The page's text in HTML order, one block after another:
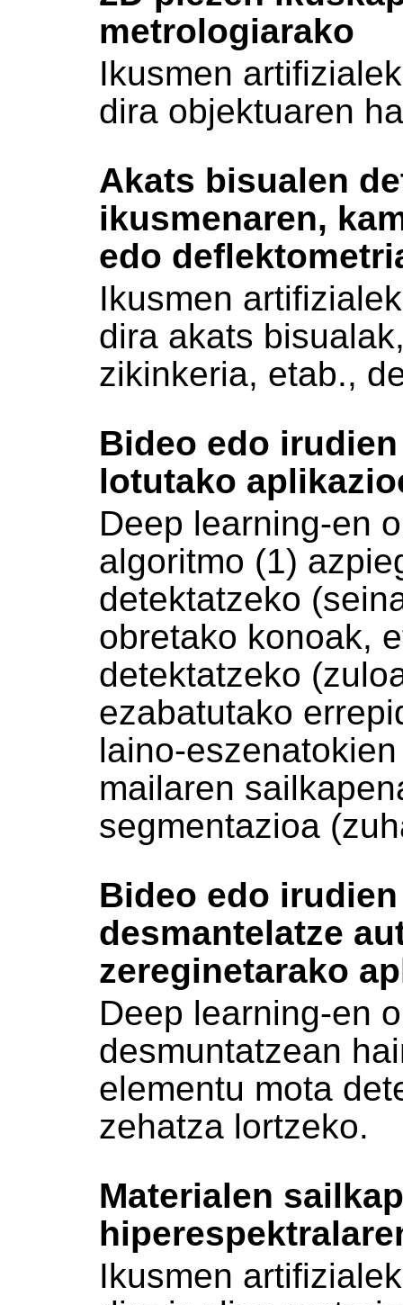
metrologiarako
Ikusmen
dira objektuaren
Akats bisualen
ikusmenaren,
edo
Ikusmen
dira akats
zikinkeria, etab.,
Bideo edo
lotutako
Deep learning-en
algoritmo (1)
detektatzeko
obretako konoak,
detektatzeko
ezabatutako
laino-
mailaren
segmentazioa
Bideo edo
desmantelatze
zereginetarako
Deep learning-en
desmuntatzean
elementu mota
zehatza lortzeko.
Materialen
Ikusmen